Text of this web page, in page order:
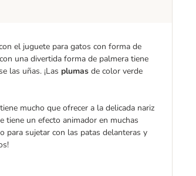
el juguete para gatos con forma de
una divertida forma de palmera tiene
las uñas. ¡Las plumas de color verde
mucho que ofrecer a la delicada nariz
tiene un efecto animador en muchas
para sujetar con las patas delanteras y